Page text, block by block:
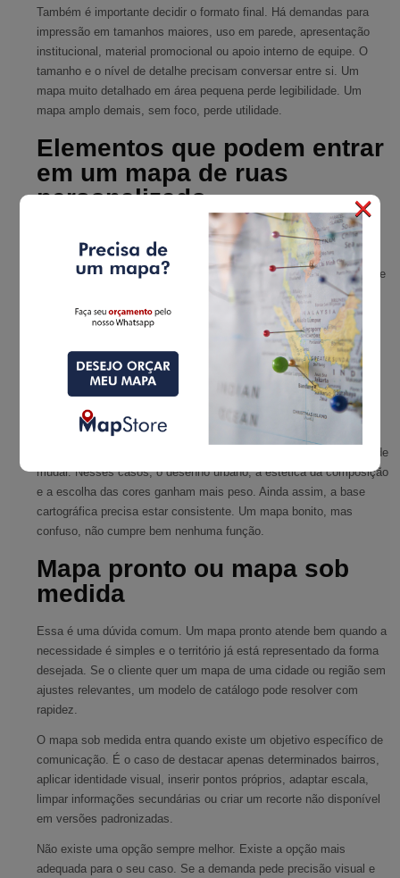
Também é importante decidir o formato final. Há demandas para
impressão em tamanhos maiores, uso em parede, apresentação
institucional, material promocional ou apoio interno de equipe. O
tamanho e o nível de detalhe precisam conversar entre si. Um
mapa muito detalhado em área pequena perde legibilidade. Um
mapa amplo demais, sem foco, perde utilidade.
Elementos que podem entrar
em um mapa de ruas
personalizado
A composição varia bastante, mas alguns elementos são
recorrentes. Ruas e avenidas principais são a base, claro. A partir
daí, entram bairros, marcos urbanos, rodovias de acesso, linhas de
referência, numeração de regiões, áreas destacadas por cor e
pontos localizados com ícones ou marcações específicas.
Em projetos corporativos, é comum incluir filiais, distribuidores,
áreas de atendimento, polos logísticos, representantes ou zonas
comerciais. Em campanhas e ações institucionais, podem entrar
divisões territoriais, locais de interesse público, equipamentos
urbanos e recortes eleitorais.
Já em aplicações decorativas ou de ambientação, a prioridade pode
mudar. Nesses casos, o desenho urbano, a estética da composição
e a escolha das cores ganham mais peso. Ainda assim, a base
cartográfica precisa estar consistente. Um mapa bonito, mas
confuso, não cumpre bem nenhuma função.
Mapa pronto ou mapa sob
medida
Essa é uma dúvida comum. Um mapa pronto atende bem quando a
necessidade é simples e o território já está representado da forma
desejada. Se o cliente quer um mapa de uma cidade ou região sem
ajustes relevantes, um modelo de catálogo pode resolver com
rapidez.
O mapa sob medida entra quando existe um objetivo específico de
comunicação. É o caso de destacar apenas determinados bairros,
aplicar identidade visual, inserir pontos próprios, adaptar escala,
limpar informações secundárias ou criar um recorte não disponível
em versões padronizadas.
Não existe uma opção sempre melhor. Existe a opção mais
adequada para o seu caso. Se a demanda pede precisão visual e
×